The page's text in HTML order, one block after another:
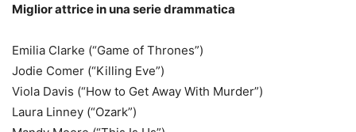
Miglior attrice in una serie drammatica
Emilia Clarke (“Game of Thrones”)
Jodie Comer (“Killing Eve”)
Viola Davis (“How to Get Away With Murder”)
Laura Linney (“Ozark”)